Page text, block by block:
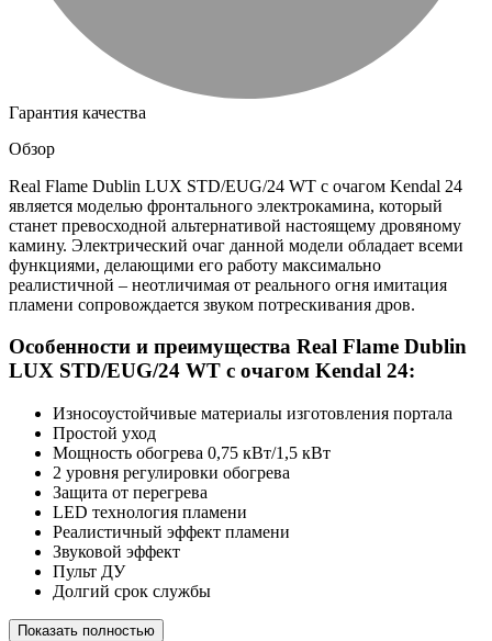
Гарантия качества
Обзор
Real Flame Dublin LUX STD/EUG/24 WT с очагом Kendal 24
является моделью фронтального электрокамина, который
станет превосходной альтернативой настоящему дровяному
камину. Электрический очаг данной модели обладает всеми
функциями, делающими его работу максимально
реалистичной – неотличимая от реального огня имитация
пламени сопровождается звуком потрескивания дров.
Особенности и преимущества Real Flame Dublin
LUX STD/EUG/24 WT с очагом Kendal 24:
Износоустойчивые материалы изготовления портала
Простой уход
Мощность обогрева 0,75 кВт/1,5 кВт
2 уровня регулировки обогрева
Защита от перегрева
LED технология пламени
Реалистичный эффект пламени
Звуковой эффект
Пульт ДУ
Долгий срок службы
Показать полностью